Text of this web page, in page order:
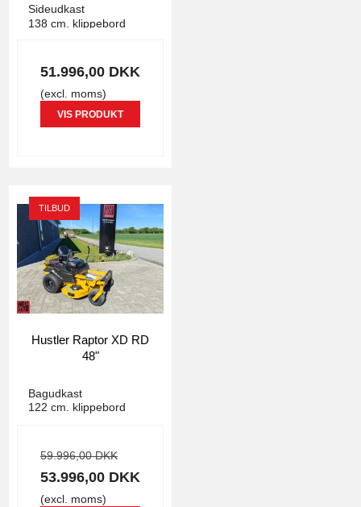
Sideudkast
138 cm. klippebord
51.996,00 DKK
(excl. moms)
VIS PRODUKT
TILBUD
Hustler Raptor XD RD
48"
1450
Bagudkast
122 cm. klippebord
59.996,00 DKK
53.996,00 DKK
(excl. moms)